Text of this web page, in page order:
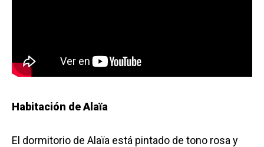
Habitación de Alaïa
El dormitorio de Alaïa está pintado de tono rosa y